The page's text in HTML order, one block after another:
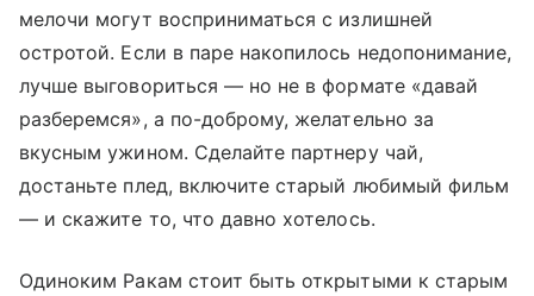
мелочи могут восприниматься с излишней
остротой. Если в паре накопилось недопонимание,
лучше выговориться — но не в формате «давай
разберемся», а по-доброму, желательно за
вкусным ужином. Сделайте партнеру чай,
достаньте плед, включите старый любимый фильм
— и скажите то, что давно хотелось.
Одиноким Ракам стоит быть открытыми к старым